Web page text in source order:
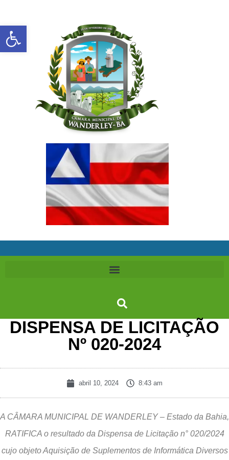
DISPENSA DE LICITAÇÃO
Nº 020-2024
abril 10, 2024 8:43 am
A CÂMARA MUNICIPAL DE WANDERLEY – Estado da Bahia,
RATIFICA o resultado da Dispensa de Licitação n° 020/2024
cujo objeto Aquisição de Suplementos de Informática Diversos
Abrir a barra de ferramentas